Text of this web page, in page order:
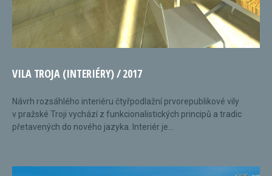
VILA TROJA (INTERIÉRY) / 2017
Návrh rozsáhlého interiéru čtyřpodlažní prvorepublikové vily
v pražské Troji vychází z funkcionalistických principů a tradic
přetavených do nového jazyka. Interiér je...